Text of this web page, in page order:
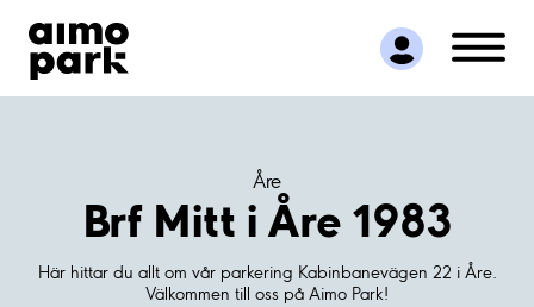
Hitta parkering
Samarbete
Kundservice
Åre
Brf Mitt i Åre 1983
Här hittar du allt om vår parkering Kabinbanevägen 22 i Åre.
Välkommen till oss på Aimo Park!